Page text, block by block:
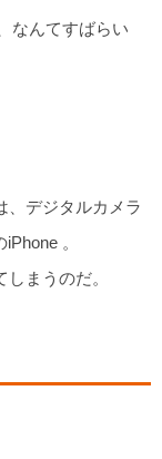
なんてすばらい
、デジタルカメラ
。
まうのだ。